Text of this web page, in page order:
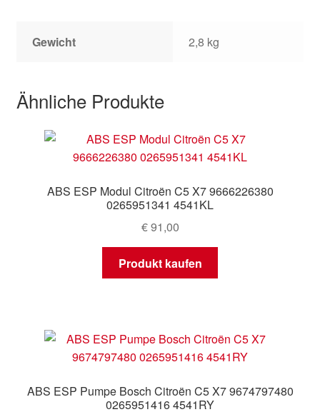
Gewicht 2,8 kg
Ähnliche Produkte
ABS ESP Modul Citroën C5 X7 9666226380
0265951341 4541KL
€91,00
Produkt kaufen
ABS ESP Pumpe Bosch Citroën C5 X7 9674797480
0265951416 4541RY